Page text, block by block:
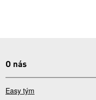
O nás
Easy tým